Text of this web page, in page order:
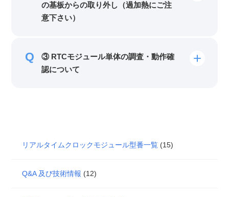
の基板からの取り外し（過加熱にご注
意下さい）
③ RTCモジュール単体の調査・動作確
認について
リアルタイムクロックモジュール型番一覧 (15)
Q&A 及び技術情報 (12)